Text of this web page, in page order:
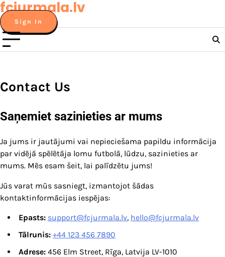
Skip
to
content
fcjurmala.lv
Sign In
Contact Us
Saņemiet sazinieties ar mums
Ja jums ir jautājumi vai nepieciešama papildu informācija
par vidējā spēlētāja lomu futbolā, lūdzu, sazinieties ar
mums. Mēs esam šeit, lai palīdzētu jums!
Jūs varat mūs sasniegt, izmantojot šādas
kontaktinformācijas iespējas:
Epasts: support@fcjurmala.lv, hello@fcjurmala.lv
Tālrunis: +44 123 456 7890
Adrese: 456 Elm Street, Rīga, Latvija LV-1010